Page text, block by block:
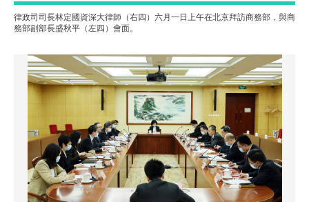
律政司司長林定國資深大律師（右四）六月一日上午在北京拜訪商務部，與商
務部副部長盛秋平（左四）會面。